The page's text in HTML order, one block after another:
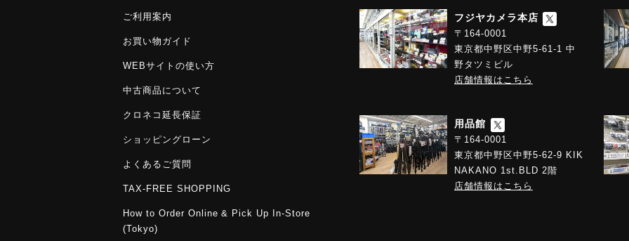
ご利用案内
お買い物ガイド
WEBサイトの使い方
中古商品について
クロネコ延長保証
ショッピングローン
よくあるご質問
TAX-FREE SHOPPING
How to Order Online & Pick Up In-Store
(Tokyo)
フジヤカメラ本店
〒164-0001
東京都中野区中野5-61-1 中
野タツミビル
店舗情報はこちら
用品館
〒164-0001
東京都中野区中野5-62-9 KIK
NAKANO 1st.BLD 2階
店舗情報はこちら